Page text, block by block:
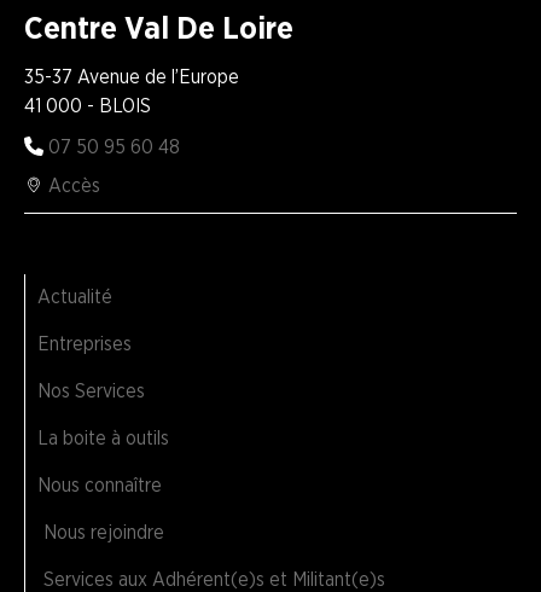
Centre Val De Loire
35-37 Avenue de l’Europe
41 000 - BLOIS
07 50 95 60 48
Accès
Actualité
Entreprises
Nos Services
La boite à outils
Nous connaître
Nous rejoindre
Services aux Adhérent(e)s et Militant(e)s